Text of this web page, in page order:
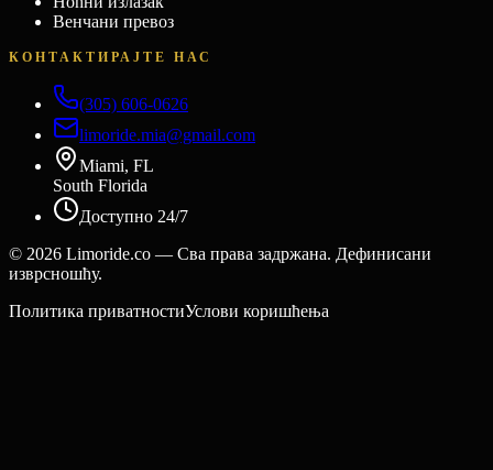
Венчани превоз
КОНТАКТИРАЈТЕ НАС
(305) 606-0626
limoride.mia@gmail.com
Miami, FL
South Florida
Доступно 24/7
© 2026 Limoride.co — Сва права задржана. Дефинисани
изврсношћу.
Политика приватностиУслови коришћења